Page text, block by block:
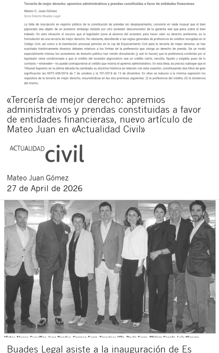
«Tercería de mejor derecho: apremios
administrativos y prendas constituidas a favor
de entidades financieras», nuevo artículo de
Mateo Juan en «Actualidad Civil»
Mateo Juan Gómez
27 de April de 2026
Buades Legal asiste a la inauguración de Es